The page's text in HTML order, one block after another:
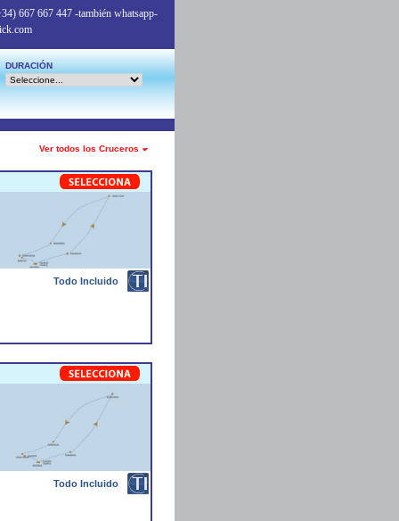
667 667 447 -también whatsapp-
DURACIÓN
Ver todos los Cruceros
Todo Incluido
Todo Incluido